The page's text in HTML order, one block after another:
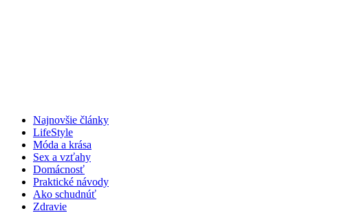
Najnovšie články
LifeStyle
Móda a krása
Sex a vzťahy
Domácnosť
Praktické návody
Ako schudnúť
Zdravie